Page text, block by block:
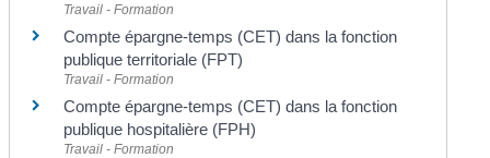
Travail - Formation
Compte épargne-temps (CET) dans la fonction
publique territoriale (FPT)
Travail - Formation
Compte épargne-temps (CET) dans la fonction
publique hospitalière (FPH)
Travail - Formation